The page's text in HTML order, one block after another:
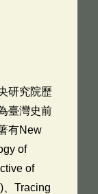
研究院歷
臺灣史前
有New
of
of
、Tracing